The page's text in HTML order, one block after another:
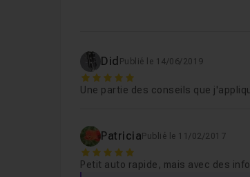
Leçon 8
Did Publié le 14/06/2019
5
Une partie des conseils que
Patricia Publié le 11/02/2017
5
Petit auto rapide, mais avec des